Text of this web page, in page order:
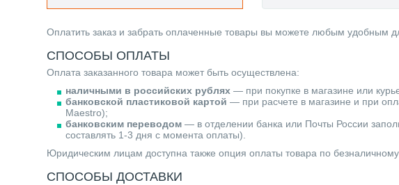
Оплатить заказ и забрать оплаченные товары вы можете любым удобным
СПОСОБЫ ОПЛАТЫ
Оплата заказанного товара может быть осуществлена:
наличными в российских рублях — при покупке в магазине или
банковской пластиковой картой — при расчете в магазине и при
Maestro);
банковским переводом — в отделении банка или Почты России
составлять 1-3 дня с момента оплаты).
Юридическим лицам доступна также опция оплаты товара по безналичному
СПОСОБЫ ДОСТАВКИ